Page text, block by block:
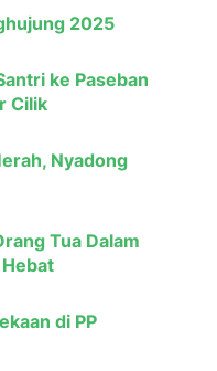
2025
ke Paseban
Cilik
Nyadong
Tua Dalam
di PP